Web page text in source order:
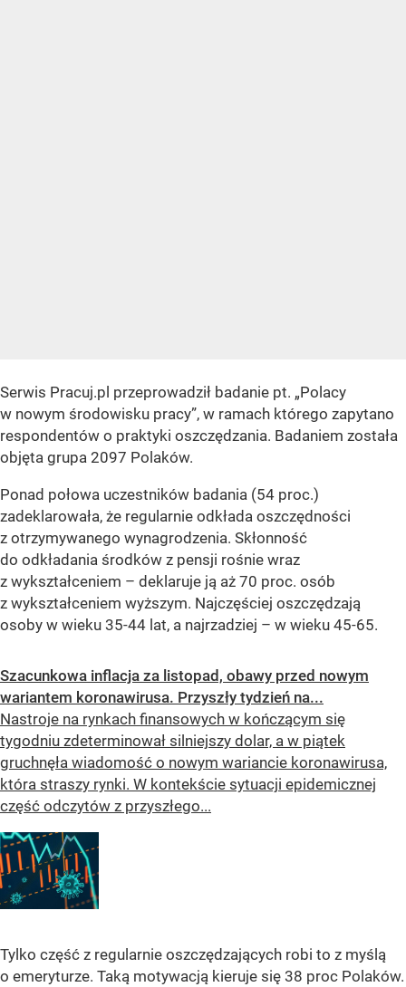
Serwis Pracuj.pl przeprowadził badanie pt. „Polacy
w nowym środowisku pracy”, w ramach którego zapytano
respondentów o praktyki oszczędzania. Badaniem została
objęta grupa 2097 Polaków.
Ponad połowa uczestników badania (54 proc.)
zadeklarowała, że regularnie odkłada oszczędności
z otrzymywanego wynagrodzenia. Skłonność
do odkładania środków z pensji rośnie wraz
z wykształceniem – deklaruje ją aż 70 proc. osób
z wykształceniem wyższym. Najczęściej oszczędzają
osoby w wieku 35-44 lat, a najrzadziej – w wieku 45-65.
Szacunkowa inflacja za listopad, obawy przed nowym
wariantem koronawirusa. Przyszły tydzień na...
Nastroje na rynkach finansowych w kończącym się
tygodniu zdeterminował silniejszy dolar, a w piątek
gruchnęła wiadomość o nowym wariancie koronawirusa,
która straszy rynki. W kontekście sytuacji epidemicznej
część odczytów z przyszłego...
Tylko część z regularnie oszczędzających robi to z myślą
o emeryturze. Taką motywacją kieruje się 38 proc Polaków.